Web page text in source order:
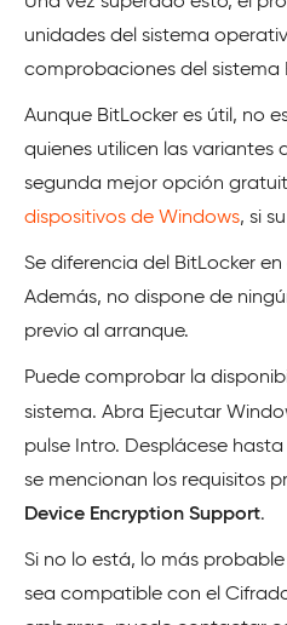
unidades del sistema
comprobaciones del sistema
Aunque BitLocker es útil, no
quienes utilicen las variantes
segunda mejor opción
dispositivos de Windows, si
Se diferencia del BitLocker
Además, no dispone de
previo al arranque.
Puede comprobar la
sistema. Abra Ejecutar
pulse Intro. Desplácese
se mencionan los requisitos
Device Encryption Support.
Si no lo está, lo más
sea compatible con el